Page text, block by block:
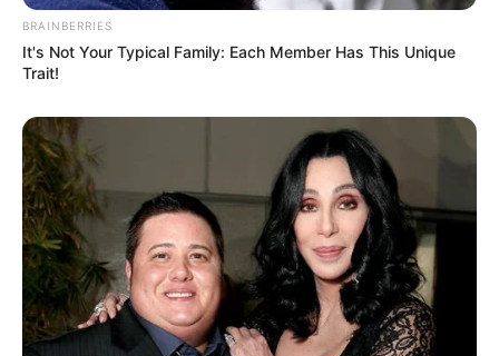
BRAINBERRIES
It's Not Your Typical Family: Each Member Has This Unique
Trait!